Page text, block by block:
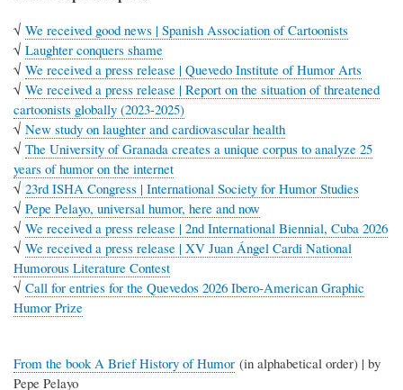
√ We received good news | Spanish Association of Cartoonists
√ Laughter conquers shame
√ We received a press release | Quevedo Institute of Humor Arts
√ We received a press release | Report on the situation of threatened
cartoonists globally (2023-2025)
√ New study on laughter and cardiovascular health
√ The University of Granada creates a unique corpus to analyze 25
years of humor on the internet
√ 23rd ISHA Congress | International Society for Humor Studies
√ Pepe Pelayo, universal humor, here and now
√ We received a press release | 2nd International Biennial, Cuba 2026
√ We received a press release | XV Juan Ángel Cardi National
Humorous Literature Contest
√ Call for entries for the Quevedos 2026 Ibero-American Graphic
Humor Prize
From the book A Brief History of Humor (in alphabetical order) | by
Pepe Pelayo